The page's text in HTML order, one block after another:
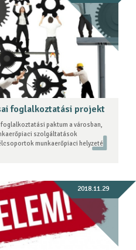
foglalkoztatási projekt
paktum a városban,
szolgáltatások
munkaerőpiaci helyzetét
2018.11.29